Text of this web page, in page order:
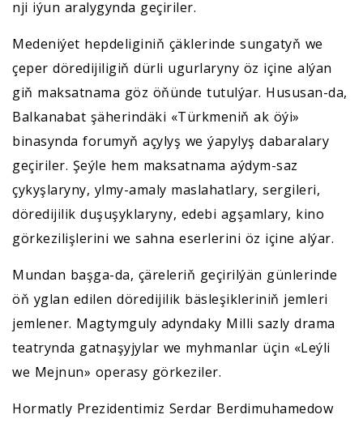
nji iýun aralygynda geçiriler.
Medeniýet hepdeliginiň çäklerinde sungatyň we
çeper döredijiligiň dürli ugurlaryny öz içine alýan
giň maksatnama göz öňünde tutulýar. Hususan-da,
Balkanabat şäherindäki «Türkmeniň ak öýi»
binasynda forumyň açylyş we ýapylyş dabaralary
geçiriler. Şeýle hem maksatnama aýdym-saz
çykyşlaryny, ylmy-amaly maslahatlary, sergileri,
döredijilik duşuşyklaryny, edebi agşamlary, kino
görkezilişlerini we sahna eserlerini öz içine alýar.
Mundan başga-da, çäreleriň geçirilýän günlerinde
öň yglan edilen döredijilik bäsleşikleriniň jemleri
jemlener. Magtymguly adyndaky Milli sazly drama
teatrynda gatnaşyjylar we myhmanlar üçin «Leýli
we Mejnun» operasy görkeziler.
Hormatly Prezidentimiz Serdar Berdimuhamedow